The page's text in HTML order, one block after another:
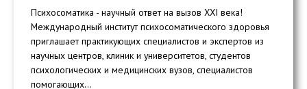
Психосоматика - научный ответ на вызов XXI века!
Международный институт психосоматического здоровья
приглашает практикующих специалистов и экспертов из
научных центров, клиник и университетов, студентов
психологических и медицинских вузов, специалистов
помогающих...